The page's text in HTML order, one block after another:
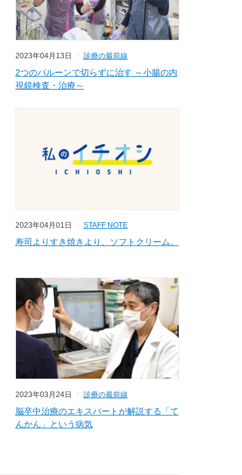
2023年04月13日 診療の最前線
2つのバルーンで切らずに治す ～小腸の内
視鏡検査・治療～
2023年04月01日 STAFF NOTE
寿司よりすき焼きより、ソフトクリーム。
2023年03月24日 診療の最前線
脳卒中治療のエキスパートが解説する「て
んかん」という病気